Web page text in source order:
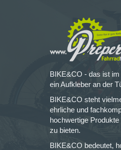
BIKE&CO - das ist
ein Aufkleber an der
BIKE&CO steht
ehrliche und
hochwertige
zu bieten.
BIKE&CO bedeutet,